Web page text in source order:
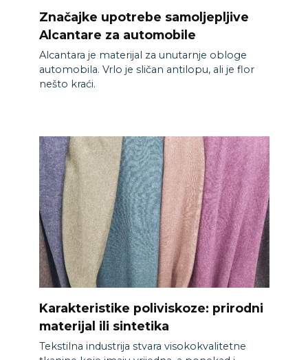
Značajke upotrebe samoljepljive
Alcantare za automobile
Alcantara je materijal za unutarnje obloge
automobila. Vrlo je sličan antilopu, ali je flor
nešto kraći.
Karakteristike poliviskoze: prirodni
materijal ili sintetika
Tekstilna industrija stvara visokokvalitetne